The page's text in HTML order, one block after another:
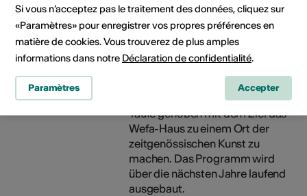
Grundhöfer haben in Lahr das
alte Pumpwerk des ehemaligen
französischen Flugplatzes zum
Ausstellungs- und Projektraum
verwandelt. Nicolas Witschi hat
2025 «ART Wefa-Haus» aus der
Taufe gehoben mit dem Ziel das
Wefa-Haus zu einem Ort der
zeitgenössischen Kunst zu
machen. Das Programm wird
über die nächsten Jahre laufend
ausgebaut.
Si vous n’acceptez pas le traitement des données, cliquez sur
«Paramètres» pour enregistrer vos propres préférences en
matière de cookies. Vous trouverez de plus amples
informations dans notre Déclaration de confidentialité.
Paramètres Accepter